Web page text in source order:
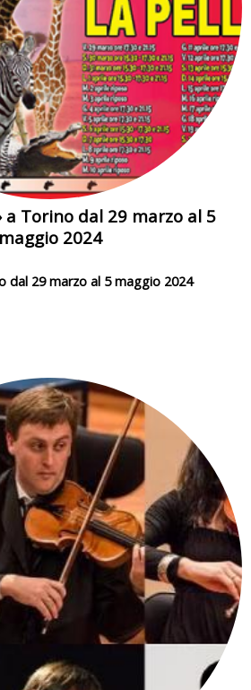
a Torino dal 29 marzo al 5
maggio 2024
dal 29 marzo al 5 maggio 2024